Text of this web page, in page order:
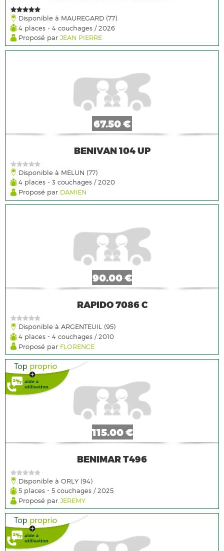
Disponible à MAUREGARD (77)
4 places - 4 couchages / 2026
Proposé par JEAN PIERRE
67.50 €
BENIVAN 104 UP
Disponible à MELUN (77)
4 places - 3 couchages / 2020
Proposé par DAMIEN
90.00 €
RAPIDO 7086 C
Disponible à ARGENTEUIL (95)
4 places - 4 couchages / 2010
Proposé par FLORENCE
115.00 €
BENIMAR T496
Disponible à ORLY (94)
5 places - 5 couchages / 2025
Proposé par JEREMY